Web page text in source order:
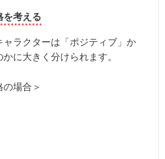
を考える
ャラクターは「ポジティブ」か
かに大きく分けられます。
の場合＞